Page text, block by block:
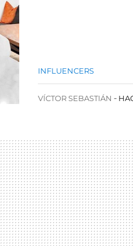
INFLUENCERS
VÍCTOR SEBASTIÁN